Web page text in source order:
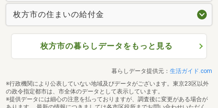
枚方市の住まいの給付金
枚方市の暮らしデータをもっと見る
暮らしデータ提供元： 生活ガイド.com
※行政機関により公表していない地域及びデータがございます。東京23区以外
の政令指定都市は、市全体のデータとして表示しています。
※提供データには細心の注意を払っておりますが、調査後に変更がある場合が